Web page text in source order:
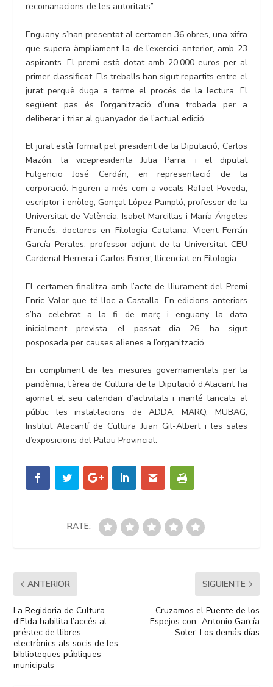
recomanacions de les autoritats”.
Enguany s’han presentat al certamen 36 obres, una xifra
que supera àmpliament la de l’exercici anterior, amb 23
aspirants. El premi està dotat amb 20.000 euros per al
primer classificat. Els treballs han sigut repartits entre el
jurat perquè duga a terme el procés de la lectura. El
següent pas és l’organització d’una trobada per a
deliberar i triar al guanyador de l’actual edició.
El jurat està format pel president de la Diputació, Carlos
Mazón, la vicepresidenta Julia Parra, i el diputat
Fulgencio José Cerdán, en representació de la
corporació. Figuren a més com a vocals Rafael Poveda,
escriptor i enòleg, Gonçal López-Pampló, professor de la
Universitat de València, Isabel Marcillas i María Ángeles
Francés, doctores en Filologia Catalana, Vicent Ferrán
García Perales, professor adjunt de la Universitat CEU
Cardenal Herrera i Carlos Ferrer, llicenciat en Filologia.
El certamen finalitza amb l’acte de lliurament del Premi
Enric Valor que té lloc a Castalla. En edicions anteriors
s’ha celebrat a la fi de març i enguany la data
inicialment prevista, el passat dia 26, ha sigut
posposada per causes alienes a l’organització.
En compliment de les mesures governamentals per la
pandèmia, l’àrea de Cultura de la Diputació d’Alacant ha
ajornat el seu calendari d’activitats i manté tancats al
públic les instal·lacions de ADDA, MARQ, MUBAG,
Institut Alacantí de Cultura Juan Gil-Albert i les sales
d’exposicions del Palau Provincial.
RATE:
ANTERIOR
La Regidoria de Cultura
d’Elda habilita l’accés al
préstec de llibres
electrònics als socis de les
biblioteques públiques
municipals
SIGUIENTE
Cruzamos el Puente de los
Espejos con…Antonio García
Soler: Los demás días